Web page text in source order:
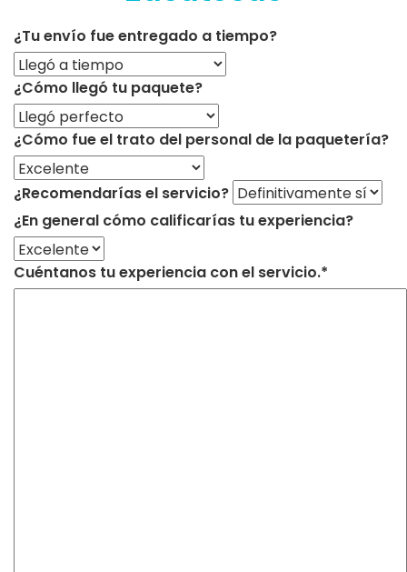
¿Tu envío fue entregado a tiempo?
¿Cómo llegó tu paquete?
¿Cómo fue el trato del personal de la paquetería?
¿Recomendarías el servicio?
¿En general cómo calificarías tu experiencia?
Cuéntanos tu experiencia con el servicio.*